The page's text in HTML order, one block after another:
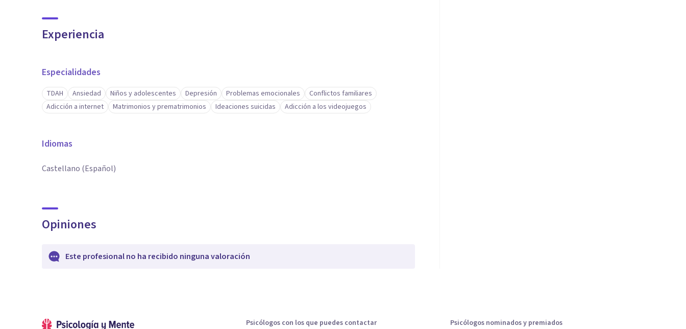
Experiencia
Especialidades
TDAH Ansiedad Niños y adolescentes Depresión Problemas emocionales
Conflictos familiares
Adicción a internet
Matrimonios y prematrimonios Ideaciones suicidas Adicción a los videojuegos
Idiomas
Castellano (Español)
Opiniones
Este profesional no ha recibido ninguna valoración
Psicólogos con los que puedes contactar Psicólogos nominados y premiados